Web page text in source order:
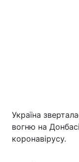
Україна
вогню на
коронавірусу.